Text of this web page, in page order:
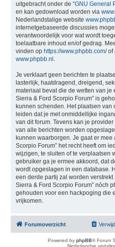
uitgebracht onder de “GNU General
en kan gedownload worden via
Nederlandstalige website
internetgebaseerde discussies
verantwoordelijk voor wat wordt
toelaatbare inhoud en/of gedrag.
vinden op https://www.phpbb.com/of
www.phpbb.nl .
Je verklaart geen berichten te
lasterlijk, haatdragend, dreigend,
materiaal bevat die de wetten van je
Sierra & Ford Scorpio Forum” is
kunnen schenden. Het plaatsen
leiden dat je met onmiddellijke
van dit forum. Tevens kan je
van alle berichten worden
kunnen waarborgen. Je gaat er mee
Scorpio Forum” het recht heeft om
wijzigen, te sluiten of te verplaatsen
gebruiker ga je ermee akkoord, dat
wordt opgeslagen in een database.
een derde partij zal worden verstrekt
Sierra & Ford Scorpio Forum” nóch
gehouden voor een hackpoging die
vrijkomen.
Forumoverzicht
Powered by phpBB® Forum
Nederlandse